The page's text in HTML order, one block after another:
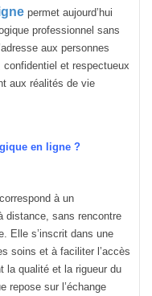
permet aujourd’hui
professionnel sans
aux personnes
confidentiel et respectueux
aux réalités de vie
en ligne ?
correspond à un
distance, sans rencontre
Elle s’inscrit dans une
soins et à faciliter l’accès
la qualité et la rigueur du
repose sur l’échange